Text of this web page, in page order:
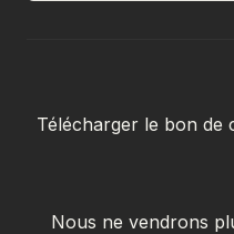
Télécharger le bon de
Nous ne vendrons